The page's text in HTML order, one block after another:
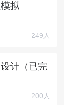
拟
249人
计（已完
200人